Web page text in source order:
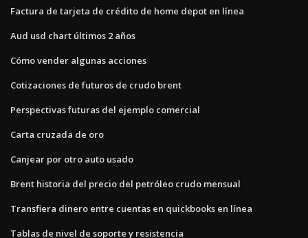
Factura de tarjeta de crédito de home depot en línea
Aud usd chart últimos 2 años
Cómo vender algunas acciones
Cotizaciones de futuros de crudo brent
Perspectivas futuras del ejemplo comercial
Carta cruzada de oro
Canjear por otro auto usado
Brent historia del precio del petróleo crudo mensual
Transfiera dinero entre cuentas en quickbooks en línea
Tablas de nivel de soporte y resistencia